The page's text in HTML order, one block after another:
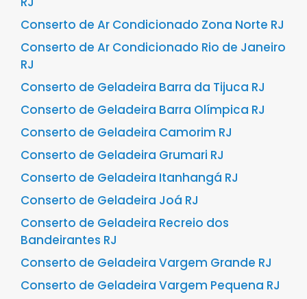
Conserto de Ar Condicionado Zona Norte RJ
Conserto de Ar Condicionado Rio de Janeiro
RJ
Conserto de Geladeira Barra da Tijuca RJ
Conserto de Geladeira Barra Olímpica RJ
Conserto de Geladeira Camorim RJ
Conserto de Geladeira Grumari RJ
Conserto de Geladeira Itanhangá RJ
Conserto de Geladeira Joá RJ
Conserto de Geladeira Recreio dos
Bandeirantes RJ
Conserto de Geladeira Vargem Grande RJ
Conserto de Geladeira Vargem Pequena RJ